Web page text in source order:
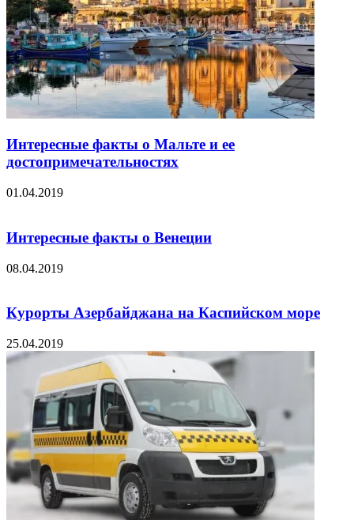
Интересные факты о Мальте и ее
достопримечательностях
01.04.2019
Интересные факты о Венеции
08.04.2019
Курорты Азербайджана на Каспийском море
25.04.2019